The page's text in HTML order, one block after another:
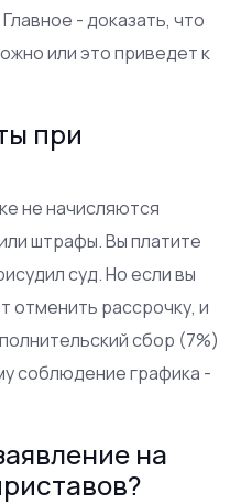
- доказать, что
или это приведет к
при
не начисляются
штрафы. Вы платите
суд. Но если вы
отменить рассрочку, и
сбор (7%)
соблюдение графика -
на